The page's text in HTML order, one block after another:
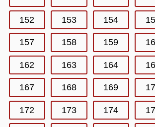
152 153 154
157 158 159
162 163 164
167 168 169
172 173 174